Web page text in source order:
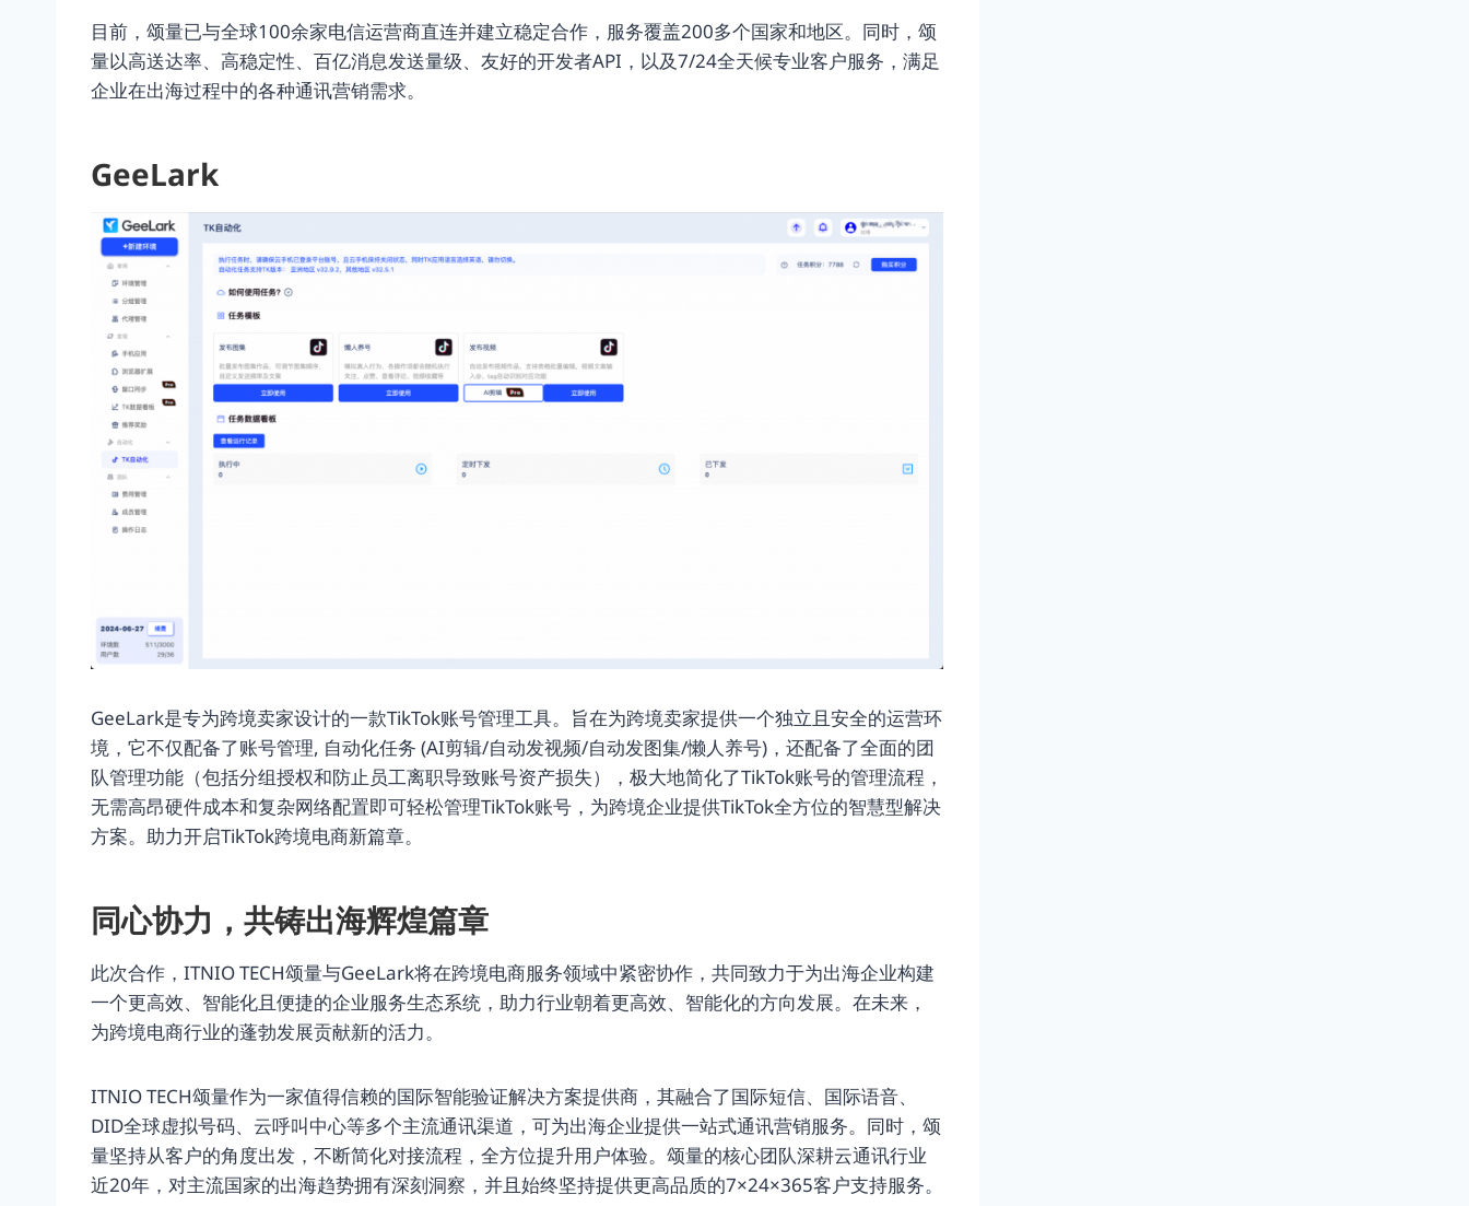
目前，颂量已与全球100余家电信运营商直连并建立稳定合作，服务覆盖200多个国家和地区。同时，颂
量以高送达率、高稳定性、百亿消息发送量级、友好的开发者API，以及7/24全天候专业客户服务，满足
企业在出海过程中的各种通讯营销需求。
GeeLark
GeeLark是专为跨境卖家设计的一款TikTok账号管理工具。旨在为跨境卖家提供一个独立且安全的运营环
境，它不仅配备了账号管理, 自动化任务 (AI剪辑/自动发视频/自动发图集/懒人养号)，还配备了全面的团
队管理功能（包括分组授权和防止员工离职导致账号资产损失），极大地简化了TikTok账号的管理流程，
无需高昂硬件成本和复杂网络配置即可轻松管理TikTok账号，为跨境企业提供TikTok全方位的智慧型解决
方案。助力开启TikTok跨境电商新篇章。
同心协力，共铸出海辉煌篇章
此次合作，ITNIO TECH颂量与GeeLark将在跨境电商服务领域中紧密协作，共同致力于为出海企业构建
一个更高效、智能化且便捷的企业服务生态系统，助力行业朝着更高效、智能化的方向发展。在未来，
为跨境电商行业的蓬勃发展贡献新的活力。
ITNIO TECH颂量作为一家值得信赖的国际智能验证解决方案提供商，其融合了国际短信、国际语音、
DID全球虚拟号码、云呼叫中心等多个主流通讯渠道，可为出海企业提供一站式通讯营销服务。同时，颂
量坚持从客户的角度出发，不断简化对接流程，全方位提升用户体验。颂量的核心团队深耕云通讯行业
近20年，对主流国家的出海趋势拥有深刻洞察，并且始终坚持提供更高品质的7×24×365客户支持服务。